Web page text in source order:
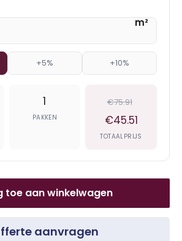
m²
+5% +10%
1
PAKKEN
€75.91
€45.51
TOTAALPRIJS
toe aan winkelwagen
aanvragen